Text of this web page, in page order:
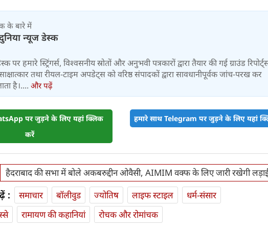
के बारे में
न्यूज डेस्क
पर हमारे स्ट्रिंगर्स, विश्वसनीय स्रोतों और अनुभवी पत्रकारों द्वारा तैयार की गई ग्राउंड
तथा रीयल-टाइम अपडेट्स को वरिष्ठ संपादकों द्वारा सावधानीपूर्वक जांच-परख कर
है।.... और पढ़ें
पर जुड़ने के लिए यहां क्लिक
करें
हमारे साथ Telegram पर जुड़ने के लिए यहां
हैदराबाद की सभा में बोले अकबरुद्दीन ओवैसी, AIMIM वक्फ के लिए जारी रखेगी
: समाचार बॉलीवुड ज्योतिष लाइफ स्‍टाइल
धर्म-संसार
रामायण की कहानियां रोचक और रोमांचक